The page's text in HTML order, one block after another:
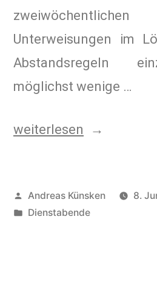
Unterweisungen im
Abstandsregeln
möglichst wenige …
weiterlesen
Andreas Künsken
8.
Dienstabende